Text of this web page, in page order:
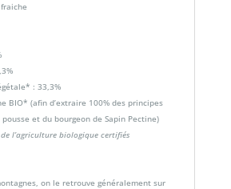
: 33,3%
(afin d’extraire 100% des principes
et du bourgeon de Sapin Pectine)
l’agriculture biologique certifiés
on le retrouve généralement sur